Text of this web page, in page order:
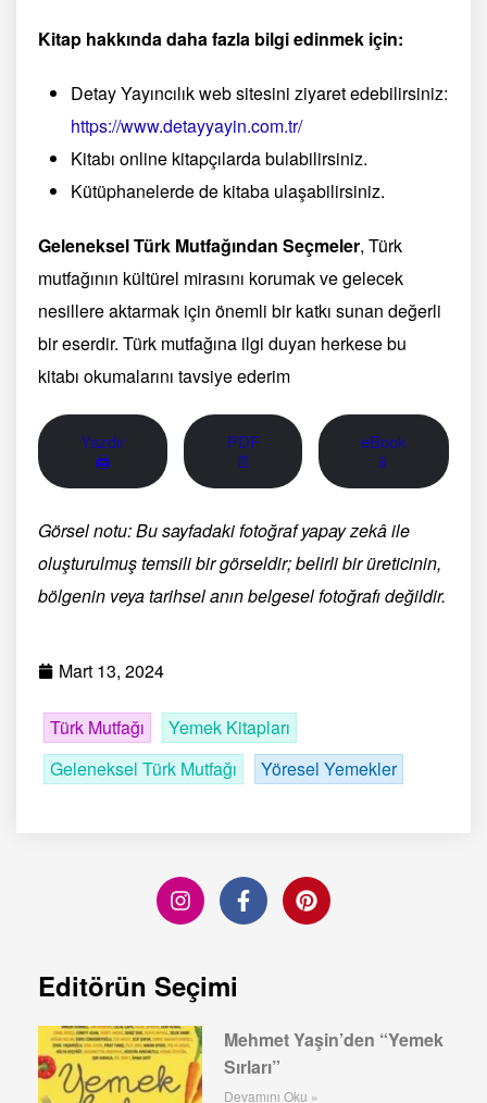
Kitap hakkında daha fazla bilgi edinmek için:
Detay Yayıncılık web sitesini ziyaret edebilirsiniz:
https://www.detayyayin.com.tr/
Kitabı online kitapçılarda bulabilirsiniz.
Kütüphanelerde de kitaba ulaşabilirsiniz.
Geleneksel Türk Mutfağından Seçmeler, Türk
mutfağının kültürel mirasını korumak ve gelecek
nesillere aktarmak için önemli bir katkı sunan değerli
bir eserdir. Türk mutfağına ilgi duyan herkese bu
kitabı okumalarını tavsiye ederim
Yazdır
🖨
PDF
📄
eBook
📱
Görsel notu: Bu sayfadaki fotoğraf yapay zekâ ile
oluşturulmuş temsili bir görseldir; belirli bir üreticinin,
bölgenin veya tarihsel anın belgesel fotoğrafı değildir.
Mart 13, 2024
Türk Mutfağı
Yemek Kitapları
Geleneksel Türk Mutfağı
Yöresel Yemekler
Editörün Seçimi
Mehmet Yaşin’den “Yemek
Sırları”
Devamını Oku »